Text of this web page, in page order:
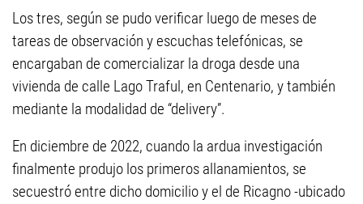
Los tres, según se pudo verificar luego de meses de
tareas de observación y escuchas telefónicas, se
encargaban de comercializar la droga desde una
vivienda de calle Lago Traful, en Centenario, y también
mediante la modalidad de “delivery”.
En diciembre de 2022, cuando la ardua investigación
finalmente produjo los primeros allanamientos, se
secuestró entre dicho domicilio y el de Ricagno -ubicado